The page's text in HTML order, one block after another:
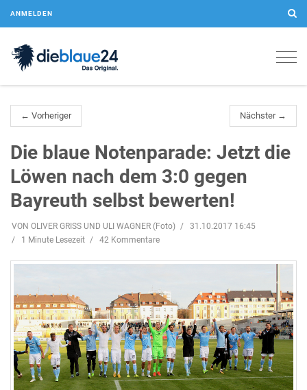
ANMELDEN
← Vorheriger Nächster →
Die blaue Notenparade: Jetzt die
Löwen nach dem 3:0 gegen
Bayreuth selbst bewerten!
VON OLIVER GRISS UND ULI WAGNER (Foto)
31.10.2017 16:45
1 Minute Lesezeit
42 Kommentare